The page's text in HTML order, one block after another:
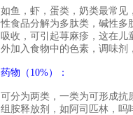
如鱼，虾，蛋类，奶类最常见
性食品分解为多肽类，碱性多
吸收，可引起荨麻疹，这在儿
外加入食物中的色素，调味剂
药物（10%）：
可分为两类，一类为可形成抗
组胺释放剂，如阿司匹林，吗